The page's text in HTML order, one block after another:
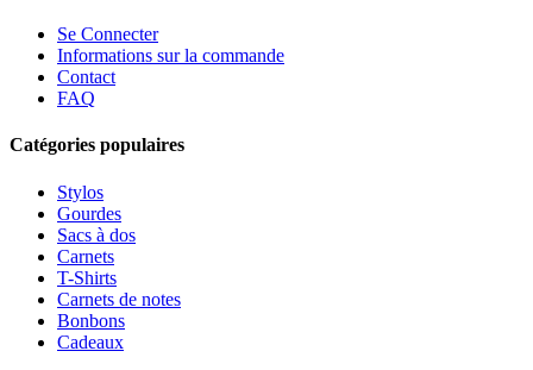
Se Connecter
Informations sur la commande
Contact
FAQ
Catégories populaires
Stylos
Gourdes
Sacs à dos
Carnets
T-Shirts
Carnets de notes
Bonbons
Cadeaux